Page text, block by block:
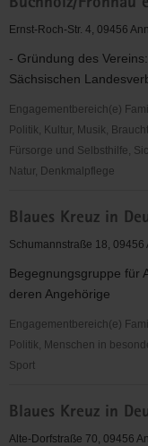
Annaberg/Mittleres
Erzgebirge
Buchholz/Frohnau
Ernst-Roch-Str. 4, 09456
- Gründung des
Sächsischen
Engagementbereich(e)
Politik, Kultur, Musik,
Fürsorge und Selbsthilfe,
Natur, Denkmalpflege
"Frisch
Glück"
Buchholz/Frohnau
e.
V.
Blaues Kreuz in
Schumannstraße 18,
Begegnungsgruppe für
deren Angehörige
Engagementbereich(e)
Politik, Menschen in
Sport
Kreuz
in
Blaues Kreuz in
Alte-Dorfstraße 70, 09456